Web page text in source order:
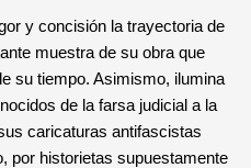
y concisión la trayectoria de
muestra de su obra que
su tiempo. Asimismo, ilumina
de la farsa judicial a la
caricaturas antifascistas
por historietas supuestamente